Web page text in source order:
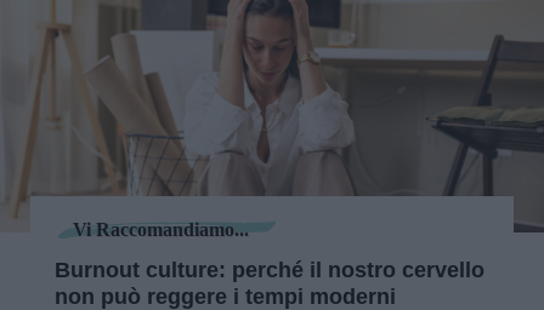
Vi Raccomandiamo...
Burnout culture: perché il nostro cervello
non può reggere i tempi moderni